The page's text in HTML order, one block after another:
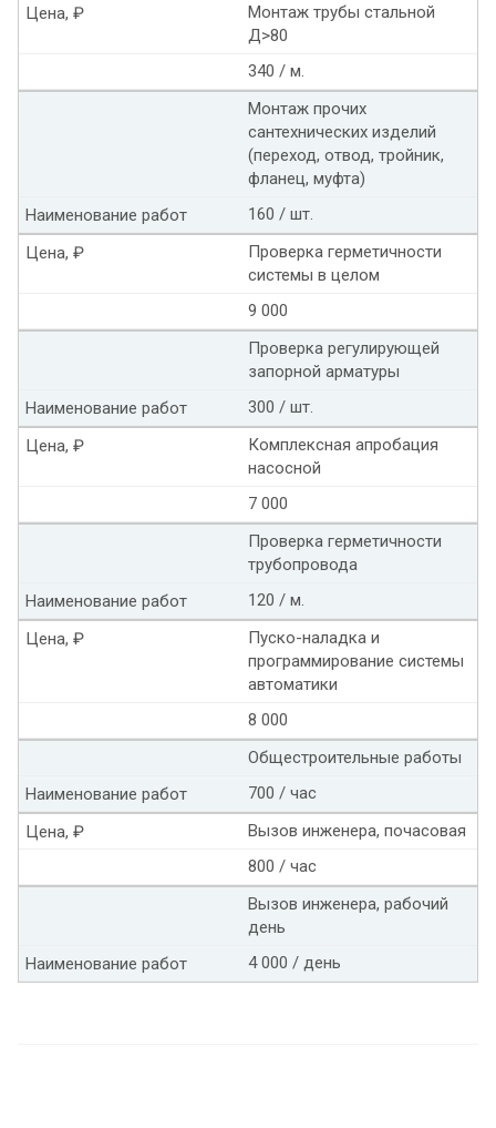
Монтаж трубы стальной
Д>80
Цена, ₽
340 / м.
Монтаж прочих
сантехнических изделий
(переход, отвод, тройник,
фланец, муфта)
160 / шт.
Наименование работ
Проверка герметичности
системы в целом
Цена, ₽
9 000
Проверка регулирующей
запорной арматуры
300 / шт.
Наименование работ
Комплексная апробация
насосной
Цена, ₽
7 000
Проверка герметичности
трубопровода
120 / м.
Наименование работ
Пуско-наладка и
программирование системы
автоматики
Цена, ₽
8 000
Общестроительные работы
700 / час
Наименование работ
Вызов инженера, почасовая
Цена, ₽
800 / час
Вызов инженера, рабочий
день
4 000 / день
Наименование работ